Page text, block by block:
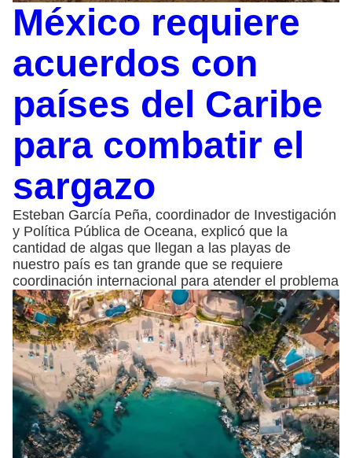
México requiere
acuerdos con
países del Caribe
para combatir el
sargazo
Esteban García Peña, coordinador de Investigación
y Política Pública de Oceana, explicó que la
cantidad de algas que llegan a las playas de
nuestro país es tan grande que se requiere
coordinación internacional para atender el problema